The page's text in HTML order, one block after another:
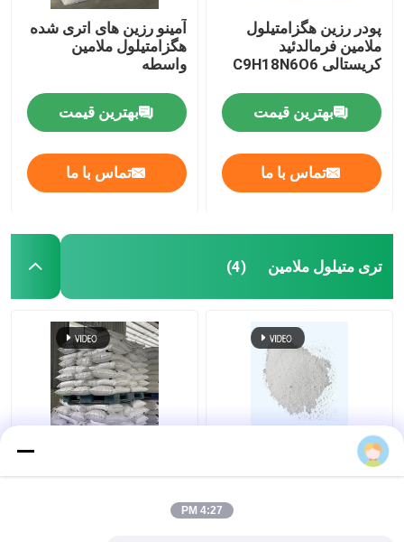
پودر رزین هگزامتیلول
ملامین فرمالدئید
کریستالی C9H18N6O6
بهترین قیمت
تماس با ما
آمینو رزین های اتری شده
هگزامتیلول ملامین
واسطه
بهترین قیمت
تماس با ما
تری متیلول ملامین (4)
Cas 1017-56-7
Trimethylol Melamine
4:27 PM